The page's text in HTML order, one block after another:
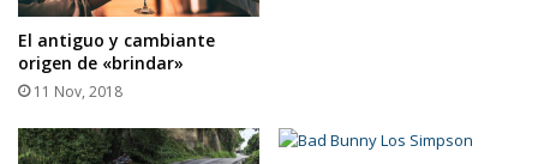
El antiguo y cambiante
origen de «brindar»
11 Nov, 2018